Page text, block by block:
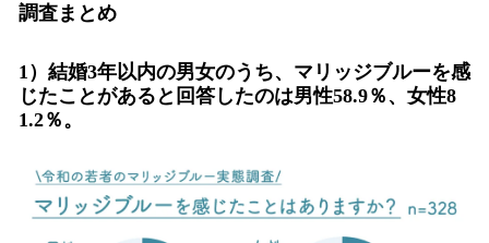
調査まとめ
1）結婚3年以内の男女のうち、マリッジブルーを感
じたことがあると回答したのは男性58.9％、女性8
1.2％。